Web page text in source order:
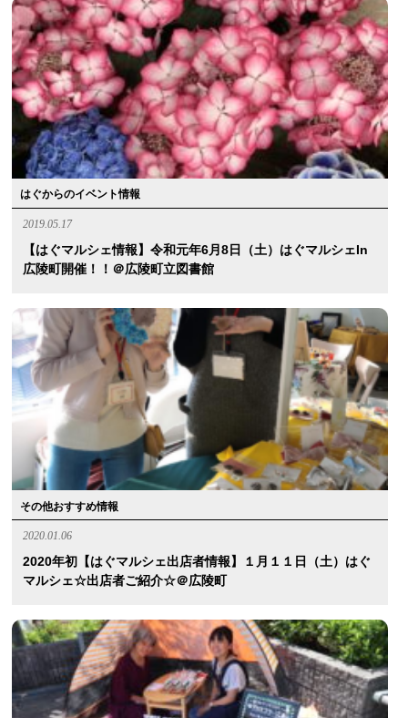
はぐからのイベント情報
2019.05.17
【はぐマルシェ情報】令和元年6月8日（土）はぐマルシェin
広陵町開催！！＠広陵町立図書館
その他おすすめ情報
2020.01.06
2020年初【はぐマルシェ出店者情報】１月１１日（土）はぐ
マルシェ☆出店者ご紹介☆＠広陵町